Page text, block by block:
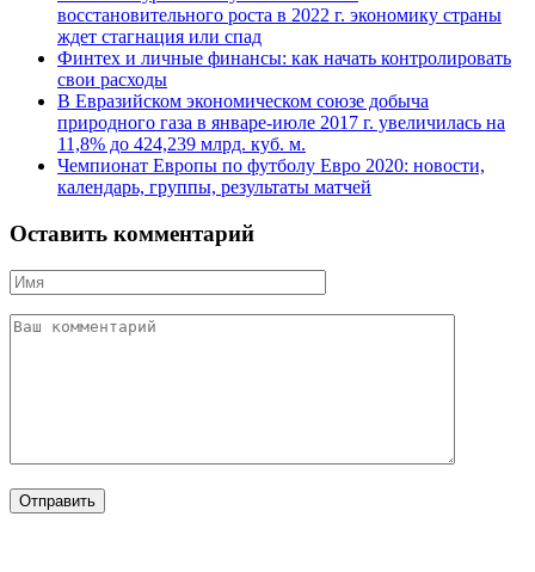
восстановительного роста в 2022 г. экономику страны
ждет стагнация или спад
Финтех и личные финансы: как начать контролировать
свои расходы
В Евразийском экономическом союзе добыча
природного газа в январе-июле 2017 г. увеличилась на
11,8% до 424,239 млрд. куб. м.
Чемпионат Европы по футболу Евро 2020: новости,
календарь, группы, результаты матчей
Оставить комментарий